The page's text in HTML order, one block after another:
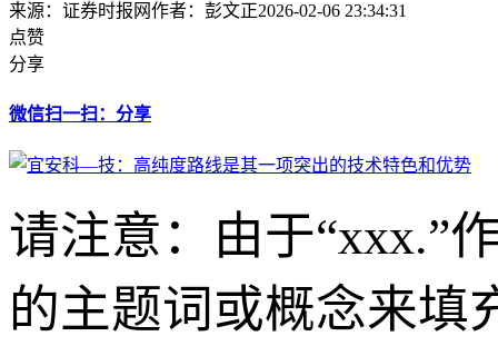
来源：证券时报网作者：彭文正2026-02-06 23:34:31
点赞
分享
微信扫一扫：分享
请注意：由于“xxx.”
的主题词或概念来填